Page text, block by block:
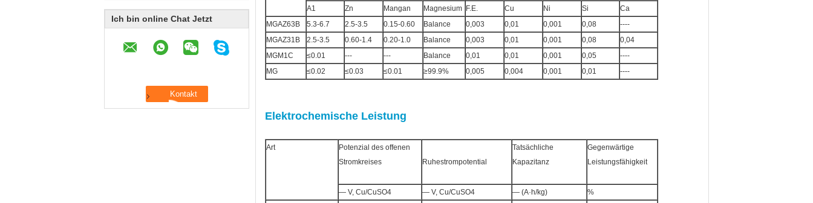
Ich bin online Chat Jetzt
A1
Zn Mangan Magnesium F.E. Cu Ni Si
Ca
MGAZ63B
5.3-6.7 2.5-3.5 0.15-0.60 Balance 0,003 0,01 0,001 0,08
----
MGAZ31B
2.5-3.5 0.60-1.4 0.20-1.0 Balance 0,003 0,01 0,001 0,08
0,04
MGM1C
≤0.01 --- --- Balance 0,01 0,01 0,001 0,05
----
MG
≤0.02 ≤0.03 ≤0.01 ≥99.9% 0,005 0,004 0,001 0,01 ----
Elektrochemische Leistung
Art
Potenzial des offenen
Stromkreises
Ruhestrompotential
Tatsächliche
Kapazitanz
Gegenwärtige
Leistungsfähigkeit
— V, Cu/CuSO4 — V, Cu/CuSO4 — (A·h/kg)
%